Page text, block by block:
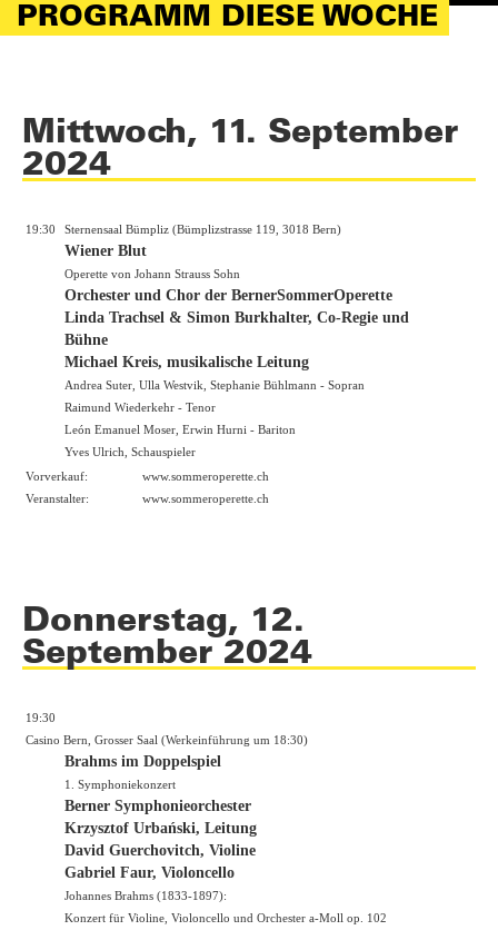
PROGRAMM DIESE WOCHE
Mittwoch, 11. September
2024
19:30 Sternensaal Bümpliz (Bümplizstrasse 119, 3018 Bern)
Wiener Blut
Operette von Johann Strauss Sohn
Orchester und Chor der BernerSommerOperette
Linda Trachsel & Simon Burkhalter, Co-Regie und
Bühne
Michael Kreis, musikalische Leitung
Andrea Suter, Ulla Westvik, Stephanie Bühlmann - Sopran
Raimund Wiederkehr - Tenor
León Emanuel Moser, Erwin Hurni - Bariton
Yves Ulrich, Schauspieler
Vorverkauf:
www.sommeroperette.ch
Veranstalter:
www.sommeroperette.ch
Donnerstag, 12.
September 2024
19:30
Casino Bern, Grosser Saal (Werkeinführung um 18:30)
Brahms im Doppelspiel
1. Symphoniekonzert
Berner Symphonieorchester
Krzysztof Urbański, Leitung
David Guerchovitch, Violine
Gabriel Faur, Violoncello
Johannes Brahms (1833-1897):
Konzert für Violine, Violoncello und Orchester a-Moll op. 102